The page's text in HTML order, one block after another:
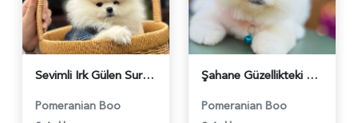
Sevimli Irk Gülen Surat Pomeranian Boo - 6038
Pomeranian Boo
Şahane Güzellikteki Pomeranian Boo Bebekler - 6028
Pomeranian Boo